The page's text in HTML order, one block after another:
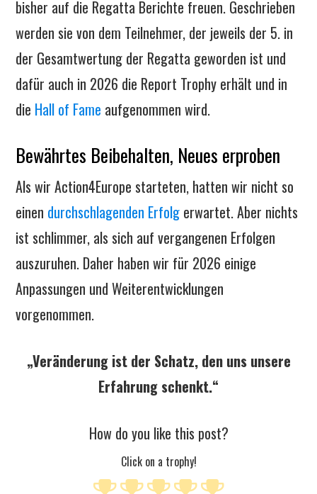
bisher auf die Regatta Berichte freuen. Geschrieben
werden sie von dem Teilnehmer, der jeweils der 5. in
der Gesamtwertung der Regatta geworden ist und
dafür auch in 2026 die Report Trophy erhält und in
die Hall of Fame aufgenommen wird.
Bewährtes Beibehalten, Neues erproben
Als wir Action4Europe starteten, hatten wir nicht so
einen durchschlagenden Erfolg erwartet. Aber nichts
ist schlimmer, als sich auf vergangenen Erfolgen
auszuruhen. Daher haben wir für 2026 einige
Anpassungen und Weiterentwicklungen
vorgenommen.
„Veränderung ist der Schatz, den uns unsere
Erfahrung schenkt.“
How do you like this post?
Click on a trophy!